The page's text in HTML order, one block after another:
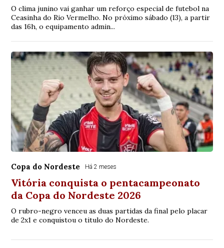
O clima junino vai ganhar um reforço especial de futebol na
Ceasinha do Rio Vermelho. No próximo sábado (13), a partir
das 16h, o equipamento admin...
Copa do Nordeste Há 2 meses
Vitória conquista o pentacampeonato
da Copa do Nordeste 2026
O rubro-negro venceu as duas partidas da final pelo placar
de 2x1 e conquistou o titulo do Nordeste.